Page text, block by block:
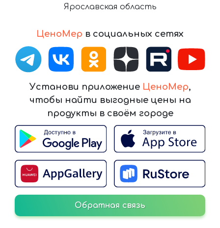
ЦеноМер в социальных сетях
Установи приложение ЦеноМер,
чтобы найти выгодные цены на
продукты в своём городе
Обратная связь
Ярославская область